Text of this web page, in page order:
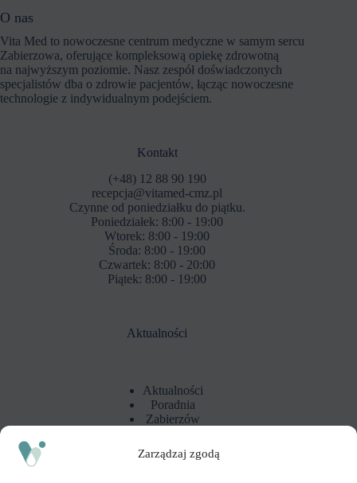
Zarządzaj zgodą
O nas
Vita Med to nowoczesne centrum medyczne w samym sercu
Zabierzowa, oferujące kompleksową opiekę zdrowotną
na najwyższym poziomie. Nasz zespół doświadczonych
specjalistów dba o zdrowie pacjentów, łącząc nowoczesne
technologie z indywidualnym podejściem.
Kontakt
(+48) 12 88 90 190
recepcja@vitamed-cmz.pl
Czynne od poniedziałku do piątku.
Poniedziałek: 8:00 - 19:00
Wtorek: 8:00 - 19:00
Środa: 8:00 - 19:00
Czwartek: 8:00 - 20:00
Piątek: 8:00 - 19:00
Aktualności
Aktualności
Poradnia
Zabierzów